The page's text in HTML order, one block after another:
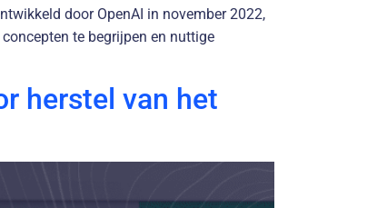
door OpenAI in november 2022,
te begrijpen en nuttige
herstel van het